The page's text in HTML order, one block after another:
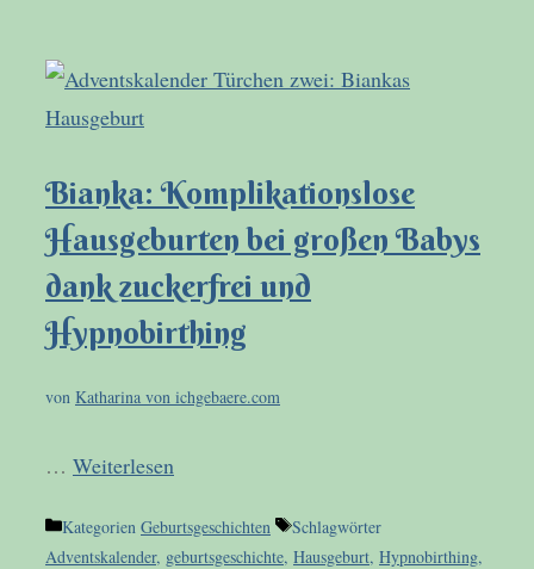
Bianka: Komplikationslose
Hausgeburten bei großen Babys
dank zuckerfrei und
Hypnobirthing
von Katharina von ichgebaere.com
… Weiterlesen
Kategorien Geburtsgeschichten
Schlagwörter
Adventskalender, geburtsgeschichte, Hausgeburt, Hypnobirthing,